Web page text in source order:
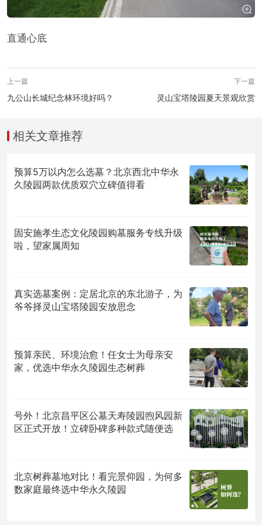
直通心底
上一篇
九公山长城纪念林环境好吗？
下一篇
灵山宝塔陵园夏天景观欣赏
相关文章推荐
预算5万以内怎么选墓？北京西北中华永
久陵园两款优质双穴立碑值得看
固安施孝生态文化陵园购墓服务专线升级
啦，望家属周知
真实选墓案例：定居北京的东北游子，为
爷爷择灵山宝塔陵园安放思念
预算亲民、环境治愈！任女士为母亲安
家，优选中华永久陵园生态树葬
号外！北京昌平区公墓天寿陵园煦风园新
区正式开放！立碑卧碑多种款式随便选
北京树葬墓地对比！看完景仰园，为何多
数家庭最终选中华永久陵园